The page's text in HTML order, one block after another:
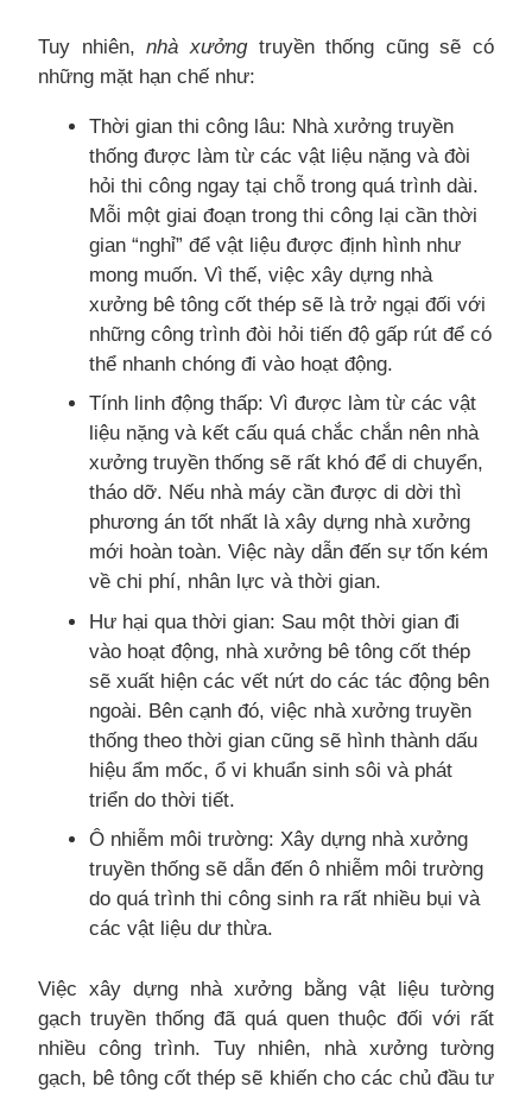
Tuy nhiên,nhà xưởngtruyền thống cũng sẽ có
những mặt hạn chế như:
Thời gian thi công lâu: Nhà xưởng truyền
thống được làm từ các vật liệu nặng và đòi
hỏi thi công ngay tại chỗ trong quá trình dài.
Mỗi một giai đoạn trong thi công lại cần thời
gian “nghỉ” để vật liệu được định hình như
mong muốn. Vì thế, việc xây dựng nhà
xưởng bê tông cốt thép sẽ là trở ngại đối với
những công trình đòi hỏi tiến độ gấp rút để có
thể nhanh chóng đi vào hoạt động.
Tính linh động thấp: Vì được làm từ các vật
liệu nặng và kết cấu quá chắc chắn nên nhà
xưởng truyền thống sẽ rất khó để di chuyển,
tháo dỡ. Nếu nhà máy cần được di dời thì
phương án tốt nhất là xây dựng nhà xưởng
mới hoàn toàn. Việc này dẫn đến sự tốn kém
về chi phí, nhân lực và thời gian.
Hư hại qua thời gian: Sau một thời gian đi
vào hoạt động, nhà xưởng bê tông cốt thép
sẽ xuất hiện các vết nứt do các tác động bên
ngoài. Bên cạnh đó, việc nhà xưởng truyền
thống theo thời gian cũng sẽ hình thành dấu
hiệu ẩm mốc, ổ vi khuẩn sinh sôi và phát
triển do thời tiết.
Ô nhiễm môi trường: Xây dựng nhà xưởng
truyền thống sẽ dẫn đến ô nhiễm môi trường
do quá trình thi công sinh ra rất nhiều bụi và
các vật liệu dư thừa.
Việc xây dựng nhà xưởng bằng vật liệu tường
gạch truyền thống đã quá quen thuộc đối với rất
nhiều công trình. Tuy nhiên, nhà xưởng tường
gạch, bê tông cốt thép sẽ khiến cho các chủ đầu tư